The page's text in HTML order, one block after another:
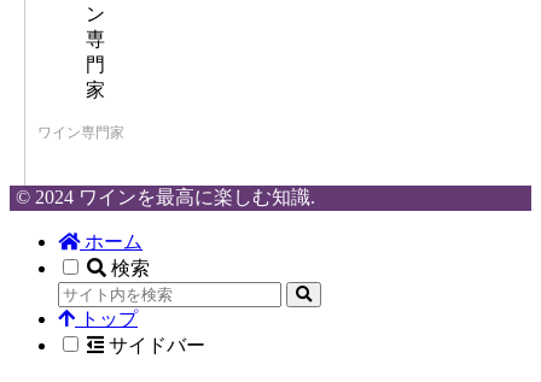
ワイン専門家
© 2024 ワインを最高に楽しむ知識.
ホーム
検索
トップ
サイドバー